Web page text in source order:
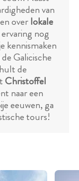
van
overlokale
nog
kennismaken
Galicische
de
Christoffel
naar een
eeuwen, ga
tours!